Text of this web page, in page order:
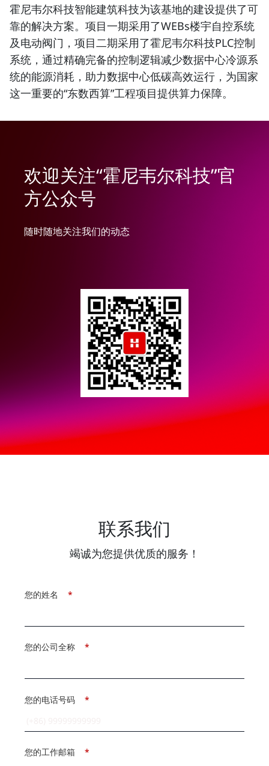
霍尼韦尔科技智能建筑科技为该基地的建设提供了可
靠的解决方案。项目一期采用了WEBs楼宇自控系统
及电动阀门，项目二期采用了霍尼韦尔科技PLC控制
系统，通过精确完备的控制逻辑减少数据中心冷源系
统的能源消耗，助力数据中心低碳高效运行，为国家
这一重要的“东数西算”工程项目提供算力保障。
欢迎关注“霍尼韦尔科技”官
方公众号
随时随地关注我们的动态
联系我们
竭诚为您提供优质的服务！
*
您的姓名
*
您的公司全称
*
您的电话号码
*
您的工作邮箱